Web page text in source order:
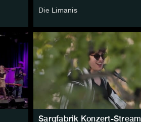
Die Limanis
Sargfabrik Konzert-Stream